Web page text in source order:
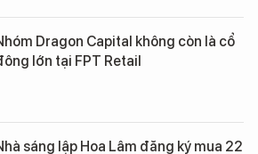
Dragon Capital không còn là cổ
lớn tại FPT Retail
sáng lập Hoa Lâm đăng ký mua 22